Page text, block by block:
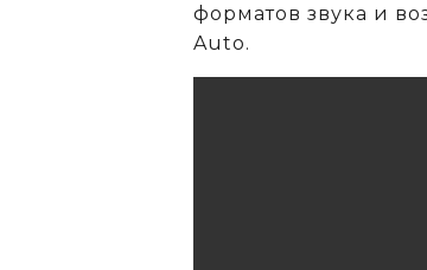
форматов звука и
Auto.